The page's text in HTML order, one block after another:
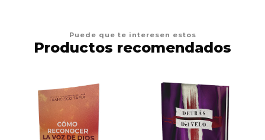
Puede que te interesen estos
Productos recomendados